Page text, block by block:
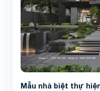
Mẫu nhà biệt thự